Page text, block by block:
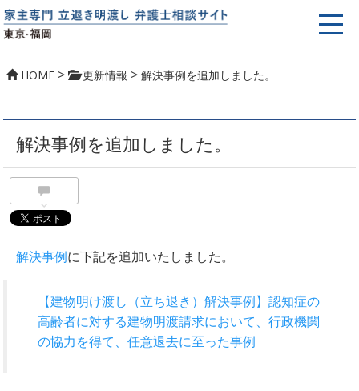
HOME > 更新情報 >解決事例を追加しました。
解決事例を追加しました。
解決事例に下記を追加いたしました。
【建物明け渡し（立ち退き）解決事例】認知症の
高齢者に対する建物明渡請求において、行政機関
の協力を得て、任意退去に至った事例